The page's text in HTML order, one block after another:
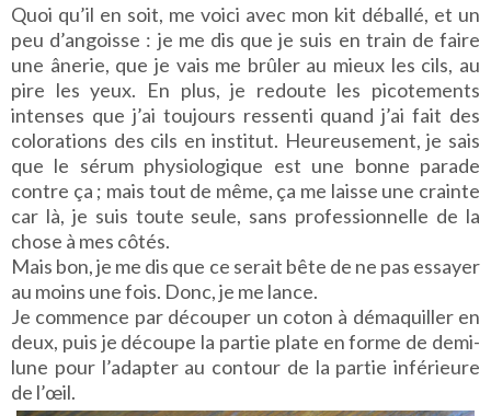
Quoi qu’il en soit, me voici avec mon kit déballé, et un
peu d’angoisse : je me dis que je suis en train de faire
une ânerie, que je vais me brûler au mieux les cils, au
pire les yeux. En plus, je redoute les picotements
intenses que j’ai toujours ressenti quand j’ai fait des
colorations des cils en institut. Heureusement, je sais
que le sérum physiologique est une bonne parade
contre ça ; mais tout de même, ça me laisse une crainte
car là, je suis toute seule, sans professionnelle de la
chose à mes côtés.
Mais bon, je me dis que ce serait bête de ne pas essayer
au moins une fois. Donc, je me lance.
Je commence par découper un coton à démaquiller en
deux, puis je découpe la partie plate en forme de demi-
lune pour l’adapter au contour de la partie inférieure
de l’œil.